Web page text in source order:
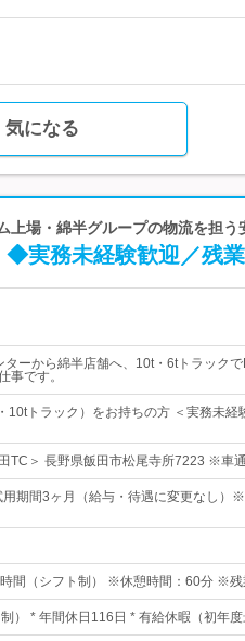
気になる
上場・綿半グループの物流を担う
◆実務未経験歓迎／残
ターから綿半店舗へ、10t・6tトラック
事です。
10tトラック）をお持ちの方 ＜実務未
TC＞ 長野県飯田市松尾寺所7223 ※車
期間3ヶ月（給与・待遇に変更なし）
間（シフト制） ※休憩時間：60分 ※
） * 年間休日116日 * 有給休暇（初年